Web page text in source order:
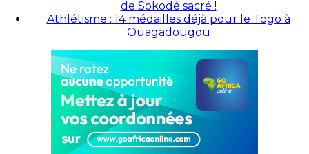
de Sokodé sacré !
Athlétisme : 14 médailles déjà pour le Togo à
Ouagadougou